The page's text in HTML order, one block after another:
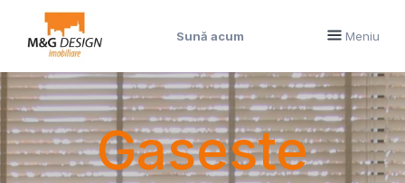
Sună acum Meniu
Gaseste